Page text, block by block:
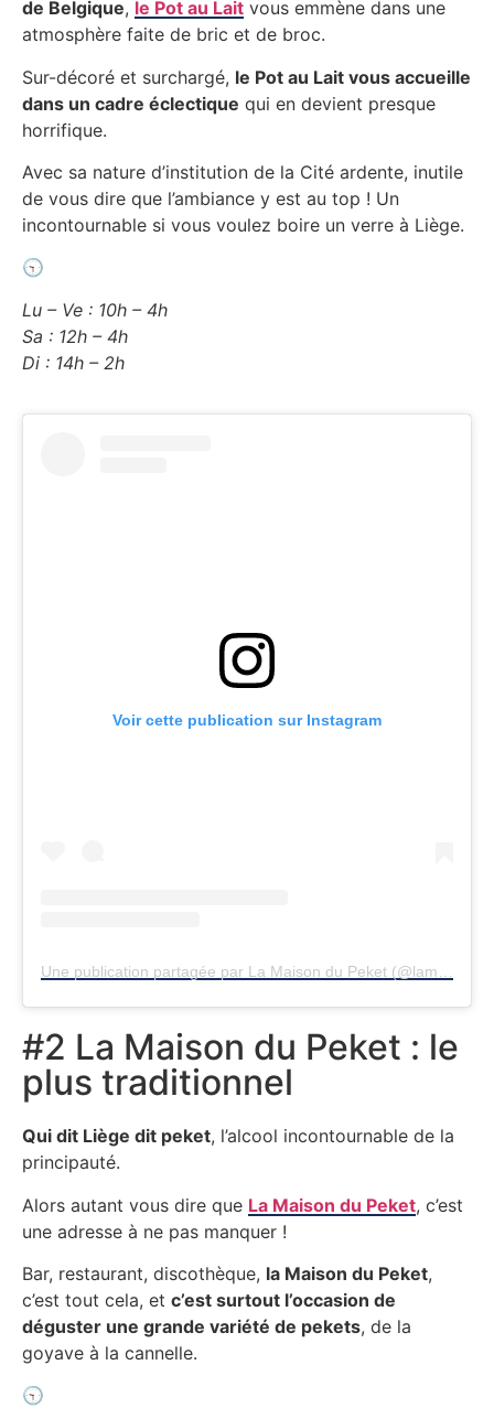
de Belgique, le Pot au Lait vous emmène dans une
atmosphère faite de bric et de broc.
Sur-décoré et surchargé, le Pot au Lait vous accueille
dans un cadre éclectique qui en devient presque
horrifique.
Avec sa nature d’institution de la Cité ardente, inutile
de vous dire que l’ambiance y est au top ! Un
incontournable si vous voulez boire un verre à Liège.
🕤
Lu – Ve : 10h – 4h
Sa : 12h – 4h
Di : 14h – 2h
Voir cette publication sur Instagram
Une publication partagée par La Maison du Peket (@lamaisondupeket)
#2 La Maison du Peket : le
plus traditionnel
Qui dit Liège dit peket, l’alcool incontournable de la
principauté.
Alors autant vous dire que La Maison du Peket, c’est
une adresse à ne pas manquer !
Bar, restaurant, discothèque, la Maison du Peket,
c’est tout cela, et c’est surtout l’occasion de
déguster une grande variété de pekets, de la
goyave à la cannelle.
🕤